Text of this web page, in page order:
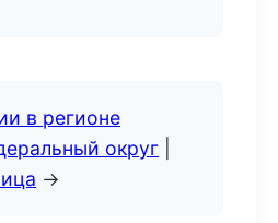
в регионе
округ
→